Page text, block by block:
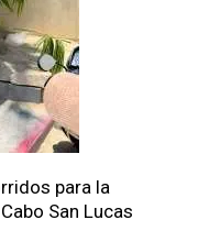
para la
San Lucas